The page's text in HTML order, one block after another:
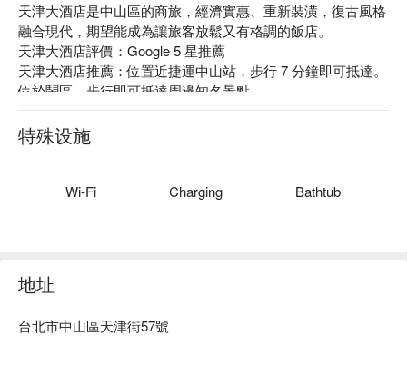
天津大酒店是中山區的商旅，經濟實惠、重新裝潢，復古風格
融合現代，期望能成為讓旅客放鬆又有格調的飯店。
天津大酒店評價：Google 5 星推薦
天津大酒店推薦：位置近捷運中山站，步行 7 分鐘即可抵達。
位於鬧區，步行即可抵達周邊知名景點。
天津大酒店優惠、天津大酒店住宿方案、天津大酒店休息方案
立刻查看⬇︎
特殊设施
Wi-Fi Charging Bathtub
地址
台北市中山區天津街57號